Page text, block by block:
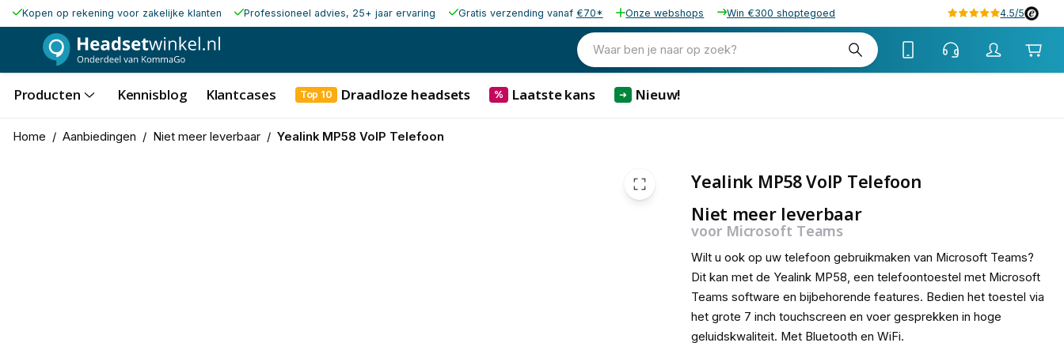
Kopen op rekening voor zakelijke klanten Professioneel advies, 25+ jaar ervaring Gratis verzending vanaf €70* Onze webshops Win €300 shoptegoed 4.5/5
Waar ben je naar op zoek?
Producten Kennisblog Klantcases Top 10 Draadloze headsets % Laatste kans ➜ Nieuw!
Home / Aanbiedingen / Niet meer leverbaar / Yealink MP58 VoIP Telefoon
Yealink MP58 VoIP Telefoon
Niet meer leverbaar
voor Microsoft Teams
Wilt u ook op uw telefoon gebruikmaken van Microsoft Teams?
Dit kan met de Yealink MP58, een telefoontoestel met Microsoft
Teams software en bijbehorende features. Bedien het toestel via
het grote 7 inch touchscreen en voer gesprekken in hoge
geluidskwaliteit. Met Bluetooth en WiFi.